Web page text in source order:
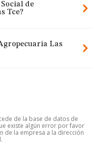
de
Tce?
Las
de la base de datos de
existe algún error por favor
de la empresa a la dirección